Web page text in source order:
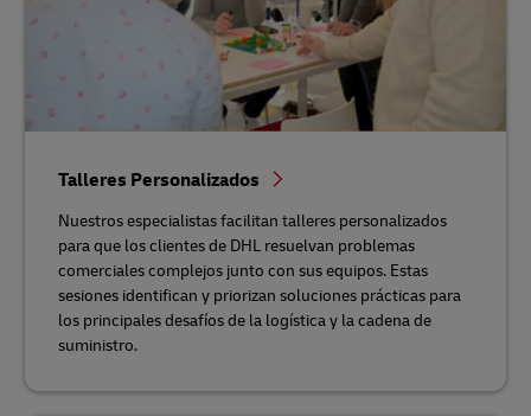
Talleres Personalizados
Nuestros especialistas facilitan talleres personalizados
para que los clientes de DHL resuelvan problemas
comerciales complejos junto con sus equipos. Estas
sesiones identifican y priorizan soluciones prácticas para
los principales desafíos de la logística y la cadena de
suministro.